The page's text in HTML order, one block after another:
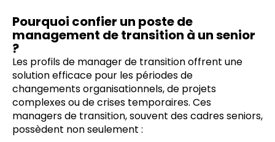
Pourquoi confier un poste de
management de transition à un senior
?
Les profils de manager de transition offrent une
solution efficace pour les périodes de
changements organisationnels, de projets
complexes ou de crises temporaires. Ces
managers de transition, souvent des cadres seniors,
possèdent non seulement :